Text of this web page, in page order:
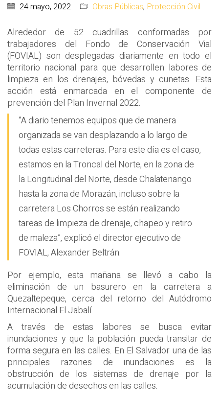
24 mayo, 2022 Obras Públicas, Protección Civil
Alrededor de 52 cuadrillas conformadas por
trabajadores del Fondo de Conservación Vial
(FOVIAL) son desplegadas diariamente en todo el
territorio nacional para que desarrollen labores de
limpieza en los drenajes, bóvedas y cunetas. Esta
acción está enmarcada en el componente de
prevención del Plan Invernal 2022.
“A diario tenemos equipos que de manera
organizada se van desplazando a lo largo de
todas estas carreteras. Para este día es el caso,
estamos en la Troncal del Norte, en la zona de
la Longitudinal del Norte, desde Chalatenango
hasta la zona de Morazán, incluso sobre la
carretera Los Chorros se están realizando
tareas de limpieza de drenaje, chapeo y retiro
de maleza”, explicó el director ejecutivo de
FOVIAL, Alexander Beltrán.
Por ejemplo, esta mañana se llevó a cabo la
eliminación de un basurero en la carretera a
Quezaltepeque, cerca del retorno del Autódromo
Internacional El Jabalí.
A través de estas labores se busca evitar
inundaciones y que la población pueda transitar de
forma segura en las calles. En El Salvador una de las
principales razones de inundaciones es la
obstrucción de los sistemas de drenaje por la
acumulación de desechos en las calles.